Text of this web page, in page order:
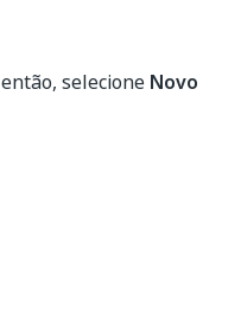
selecione Novo